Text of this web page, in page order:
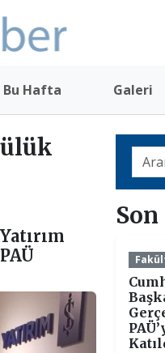
Bu Hafta Galeri